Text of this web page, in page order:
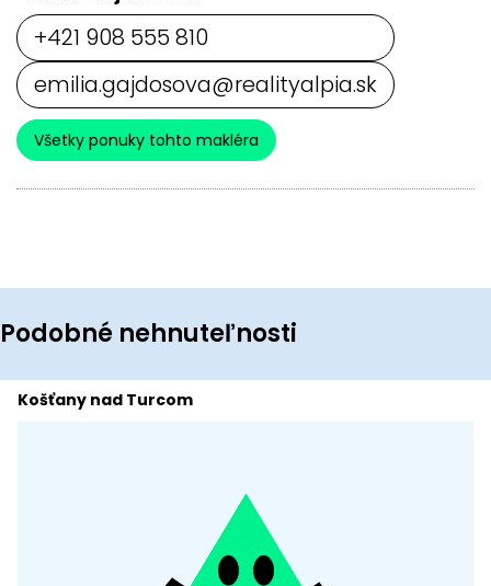
+421 908 555 810
emilia.gajdosova@realityalpia.sk
Všetky ponuky tohto makléra
Podobné nehnuteľnosti
Košťany nad Turcom